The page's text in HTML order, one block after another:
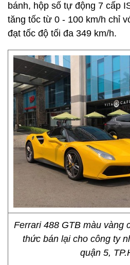
bánh, hộp số tự động 7 cấp
tăng tốc từ 0 - 100 km/h chỉ
đạt tốc độ tối đa 349 km/h.
Ferrari 488 GTB màu vàng
thức bán lại cho công ty
quận 5,